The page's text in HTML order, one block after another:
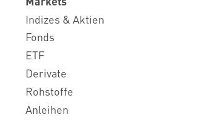
Indizes & Aktien
Fonds
ETF
Derivate
Rohstoffe
Anleihen